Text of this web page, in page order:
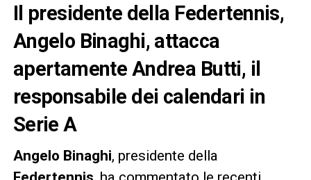
Il presidente della Federtennis,
Angelo Binaghi, attacca
apertamente Andrea Butti, il
responsabile dei calendari in
Serie A
Angelo Binaghi, presidente della